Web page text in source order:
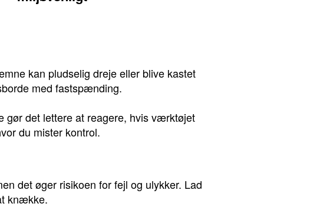
kan pludselig dreje eller blive kastet
med fastspænding.
gør det lettere at reagere, hvis værktøjet
du mister kontrol.
det øger risikoen for fejl og ulykker. Lad
knække.